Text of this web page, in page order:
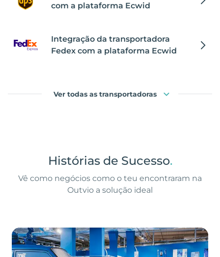
com a plataforma Ecwid
Integração da transportadora
Fedex com a plataforma Ecwid
Ver todas as transportadoras
Histórias de Sucesso.
Vê como negócios como o teu encontraram na
Outvio a solução ideal